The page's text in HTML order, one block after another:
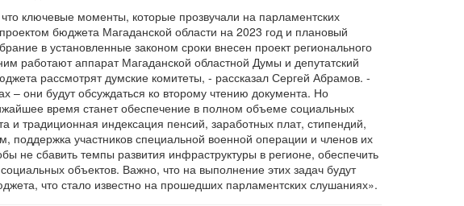
ключевые моменты, которые прозвучали на парламентских
бюджета Магаданской области на 2023 год и плановый
в установленные законом сроки внесен проект регионального
работают аппарат Магаданской областной Думы и депутатский
рассмотрят думские комитеты, - рассказал Сергей Абрамов. -
– они будут обсуждаться ко второму чтению документа. Но
время станет обеспечение в полном объеме социальных
и традиционная индексация пенсий, заработных плат, стипендий,
поддержка участников специальной военной операции и членов их
не сбавить темпы развития инфраструктуры в регионе, обеспечить
объектов. Важно, что на выполнение этих задач будут
что стало известно на прошедших парламентских слушаниях».